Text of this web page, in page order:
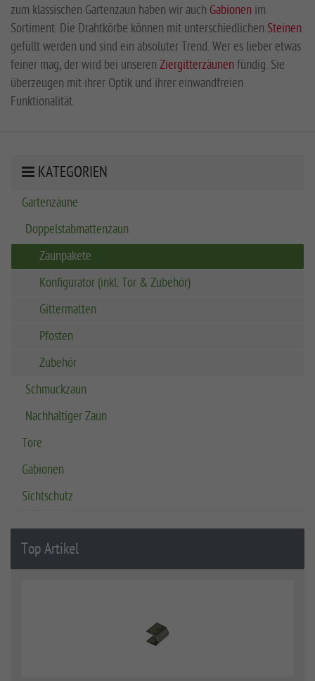
zum klassischen Gartenzaun haben wir auch Gabionen im
Sortiment. Die Drahtkörbe können mit unterschiedlichen Steinen
gefüllt werden und sind ein absoluter Trend. Wer es lieber etwas
feiner mag, der wird bei unseren Ziergitterzäunenfündig. Sie
überzeugen mit ihrer Optik und ihrer einwandfreien
Funktionalität.
KATEGORIEN
Gartenzäune
Doppelstabmattenzaun
Zaunpakete
Konfigurator (inkl. Tor & Zubehör)
Gittermatten
Pfosten
Zubehör
Schmuckzaun
Nachhaltiger Zaun
Tore
Gabionen
Sichtschutz
Top Artikel